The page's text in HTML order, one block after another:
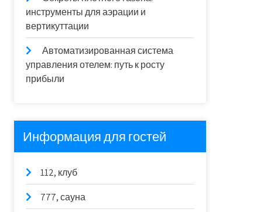
инструменты для аэрации и
вертикуттации
Автоматизированная система
управления отелем: путь к росту
прибыли
Информация для гостей
112, клуб
777, сауна